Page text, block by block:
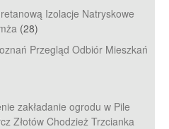
Izolacje Natryskowe
(28)
Przegląd Odbiór Mieszkań
zakładanie ogrodu w Pile
Złotów Chodzież Trzcianka